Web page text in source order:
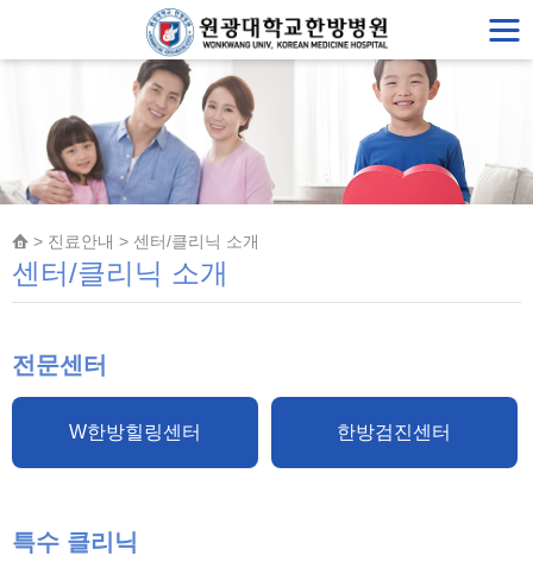
> 진료안내 > 센터/클리닉 소개
센터/클리닉 소개
전문센터
W한방힐링센터 한방검진센터
특수 클리닉